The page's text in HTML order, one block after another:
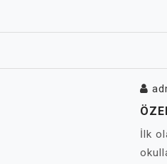
İlk